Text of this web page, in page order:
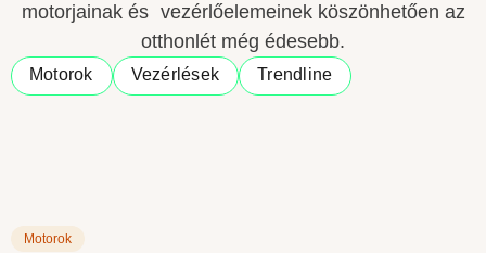
motorjainak és vezérlőelemeinek köszönhetően az
otthonlét még édesebb.
Motorok Vezérlések Trendline
Motorok